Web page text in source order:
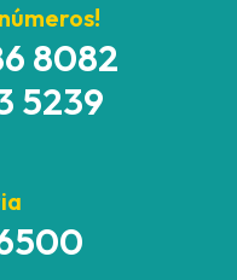
8082
5239